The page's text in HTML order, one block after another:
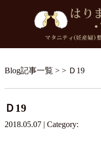
Blog記事一覧 > > Ｄ19
Ｄ19
2018.05.07 | Category: